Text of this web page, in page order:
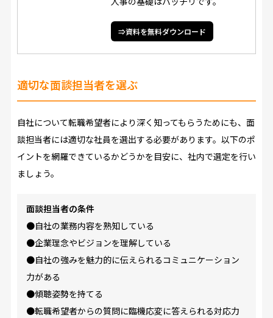
⇒資料を無料ダウンロード
適切な面談担当者を選ぶ
自社について転職希望者により深く知ってもらうためにも、面
談担当者には適切な社員を選出する必要があります。以下のポ
イントを網羅できているかどうかを目安に、社内で選定を行い
ましょう。
面談担当者の条件
●自社の業務内容を熟知している
●企業理念やビジョンを理解している
●自社の強みを魅力的に伝えられるコミュニケーション
力がある
●傾聴姿勢を持てる
●転職希望者からの質問に臨機応変に答えられる対応力